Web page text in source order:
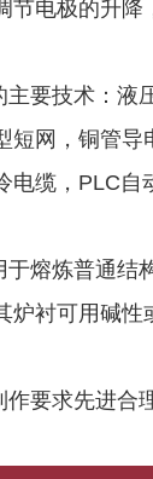
节电极的升降
主要技术：液
短网，铜管导
电缆，PLC自
于熔炼普通结
炉衬可用碱性
要求先进合